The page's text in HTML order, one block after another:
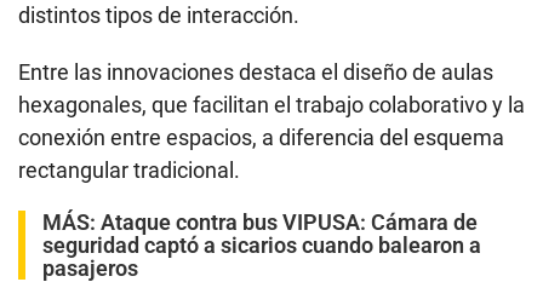
distintos tipos de interacción.
Entre las innovaciones destaca el diseño de aulas
hexagonales, que facilitan el trabajo colaborativo y la
conexión entre espacios, a diferencia del esquema
rectangular tradicional.
MÁS: Ataque contra bus VIPUSA: Cámara de
seguridad captó a sicarios cuando balearon a
pasajeros